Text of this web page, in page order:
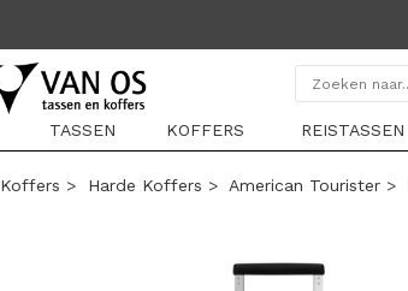
TASSEN KOFFERS REISTASSEN
Koffers > Harde Koffers > American Tourister >